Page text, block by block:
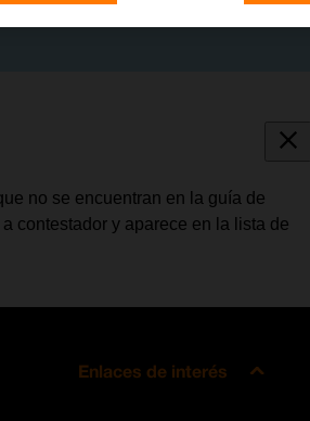
no se encuentran en la guía de
contestador y aparece en la lista de
Enlaces de interés